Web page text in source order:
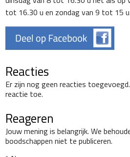
tot 16.30 u en zondag van 9 tot 15 u.
Reacties
Er zijn nog geen reacties
reactie toe.
Reageren
Jouw mening is belangrijk. We
boodschappen niet te publiceren.